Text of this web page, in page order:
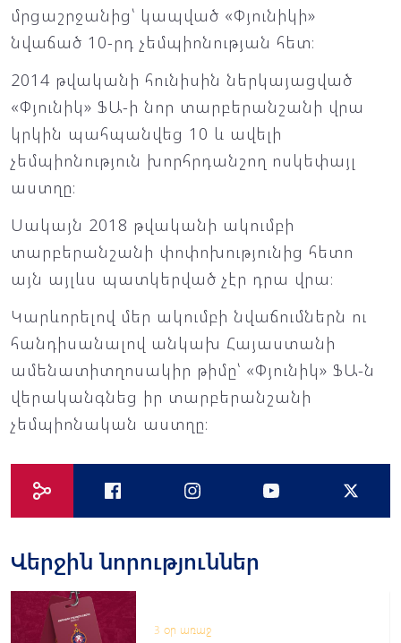
մրցաշրջանից՝ կապված «Փյունիկի»
նվաճած 10-րդ չեմպիոնության հետ։
2014 թվականի հունիսին ներկայացված
«Փյունիկ» ՖԱ-ի նոր տարբերանշանի վրա
կրկին պահպանվեց 10 և ավելի
չեմպիոնություն խորհրդանշող ոսկեփայլ
աստղը։
Սակայն 2018 թվականի ակումբի
տարբերանշանի փոփոխությունից հետո
այն այլևս պատկերված չէր դրա վրա։
Կարևորելով մեր ակումբի նվաճումներն ու
հանդիսանալով անկախ Հայաստանի
ամենատիտղոսակիր թիմը՝ «Փյունիկ» ՖԱ-ն
վերականգնեց իր տարբերանշանի
չեմպիոնական աստղը։
Վերջին նորություններ
3 օր առաջ